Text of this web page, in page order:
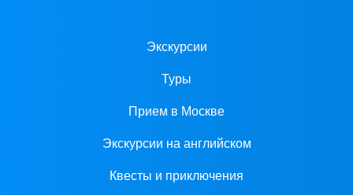
Экскурсии
Туры
Прием в Москве
Экскурсии на английском
Квесты и приключения